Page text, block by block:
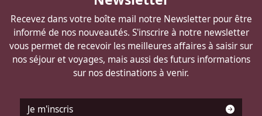
Recevez dans votre boîte mail notre Newsletter pour être
informé de nos nouveautés. S'inscrire à notre newsletter
vous permet de recevoir les meilleures affaires à saisir sur
nos séjour et voyages, mais aussi des futurs informations
sur nos destinations à venir.
Je m'inscris